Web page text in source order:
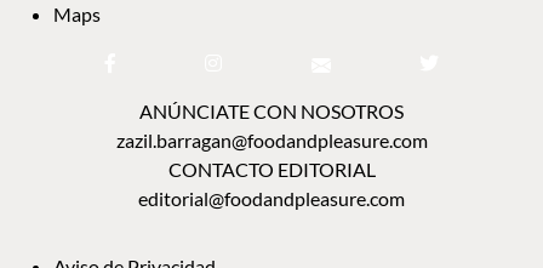
Maps
ANÚNCIATE CON NOSOTROS
zazil.barragan@foodandpleasure.com
CONTACTO EDITORIAL
editorial@foodandpleasure.com